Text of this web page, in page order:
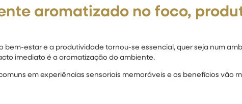
aromatizado no foco,
bem-estar e a produtividade tornou-se essencial, quer seja num
imediato é a aromatização do ambiente.
em experiências sensoriais memoráveis e os benefícios vão